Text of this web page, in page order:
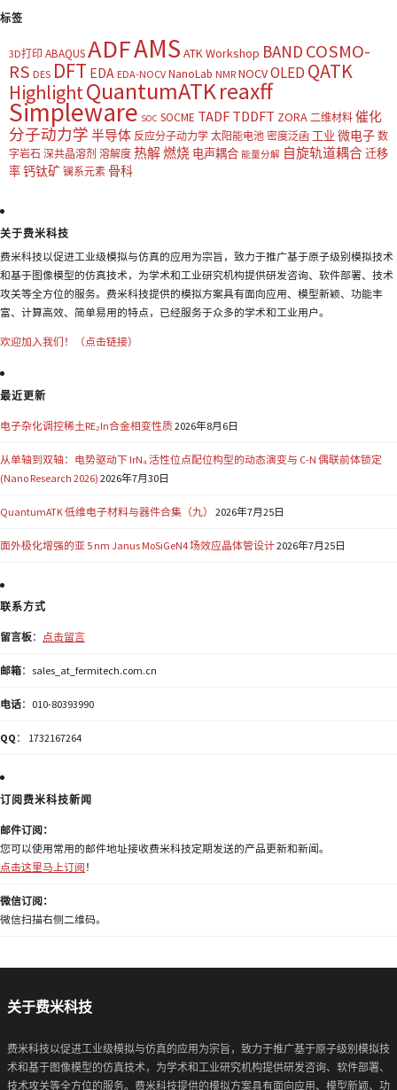
标签
3D打印 ABAQUSADFAMS ATK Workshop BAND COSMO-
RS DES DFT EDA EDA-NOCV NanoLab NMR NOCVOLED QATK
HighlightQuantumATKreaxff
Simpleware SOC SOCME TADF TDDFT ZORA 二维材料 催化
分子动力学 半导体 反应分子动力学 太阳能电池 密度泛函 工业 微电子 数
字岩石 深共晶溶剂 溶解度 热解燃烧 电声耦合 能量分解 自旋轨道耦合迁移
率钙钛矿 镧系元素 骨科
关于费米科技
费米科技以促进工业级模拟与仿真的应用为宗旨，致力于推广基于原子级别模拟技术
和基于图像模型的仿真技术，为学术和工业研究机构提供研发咨询、软件部署、技术
攻关等全方位的服务。费米科技提供的模拟方案具有面向应用、模型新颖、功能丰
富、计算高效、简单易用的特点，已经服务于众多的学术和工业用户。
欢迎加入我们！（点击链接）
最近更新
电子杂化调控稀土RE₂In合金相变性质2026年8月6日
从单轴到双轴：电势驱动下 IrN₄ 活性位点配位构型的动态演变与 C-N 偶联前体锁定
(Nano Research 2026) 2026年7月30日
QuantumATK 低维电子材料与器件合集（九） 2026年7月25日
面外极化增强的亚 5 nm Janus MoSiGeN4 场效应晶体管设计2026年7月25日
联系方式
留言板： 点击留言
邮箱：sales_at_fermitech.com.cn
电话：010-80393990
QQ ： 1732167264
订阅费米科技新闻
邮件订阅：
您可以使用常用的邮件地址接收费米科技定期发送的产品更新和新闻。
点击这里马上订阅 ！
微信订阅：
微信扫描右侧二维码。
关于费米科技
费米科技以促进工业级模拟与仿真的应用为宗旨，致力于推广基于原子级别模拟技
术和基于图像模型的仿真技术，为学术和工业研究机构提供研发咨询、软件部署、
技术攻关等全方位的服务。费米科技提供的模拟方案具有面向应用、模型新颖、功